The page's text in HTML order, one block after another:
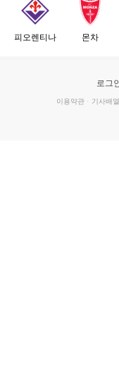
피오렌티나 몬차
로그
이용약관 · 기사배